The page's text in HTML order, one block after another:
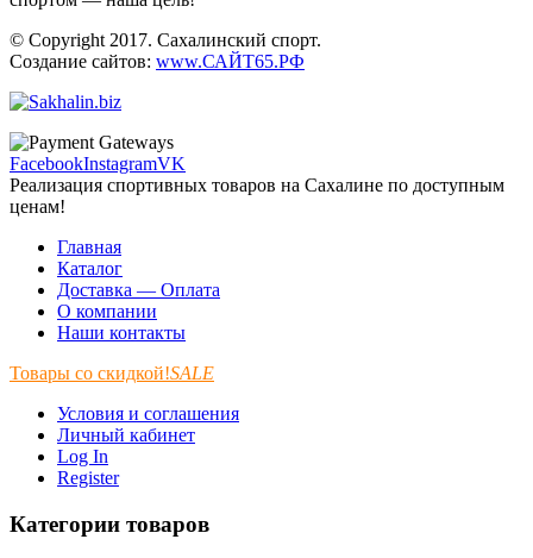
© Copyright 2017. Сахалинский спорт.
Создание сайтов: www.САЙТ65.РФ
FacebookInstagramVK
Реализация спортивных товаров на Сахалине по доступным
ценам!
Главная
Каталог
Доставка — Оплата
О компании
Наши контакты
Товары со скидкой!SALE
Условия и соглашения
Личный кабинет
Log In
Register
Категории товаров